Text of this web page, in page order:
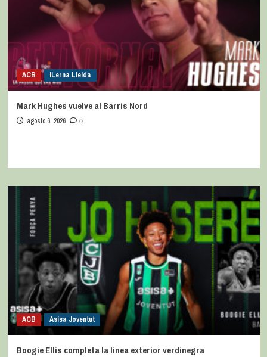
ACB iLerna Lleida
Mark Hughes vuelve al Barris Nord
agosto 6, 2026 0
ACB Asisa Joventut
Boogie Ellis completa la línea exterior verdinegra